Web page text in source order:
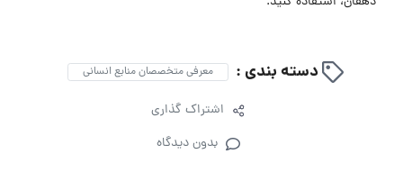
دسته بندی : معرفی متخصصان منابع انسانی
اشتراک گذاری
بدون دیدگاه